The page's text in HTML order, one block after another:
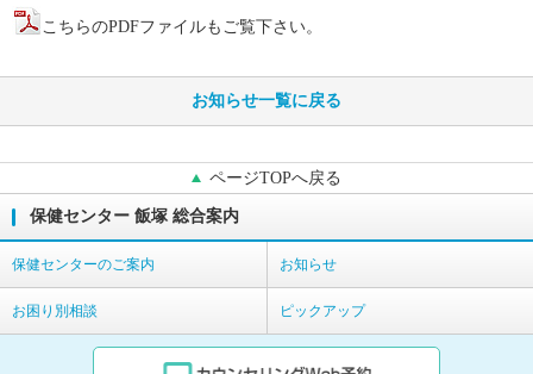
こちらのPDFファイルもご覧下さい。
お知らせ一覧に戻る
ページTOPへ戻る
保健センター 飯塚 総合案内
保健センターのご案内 お知らせ
お困り別相談 ピックアップ